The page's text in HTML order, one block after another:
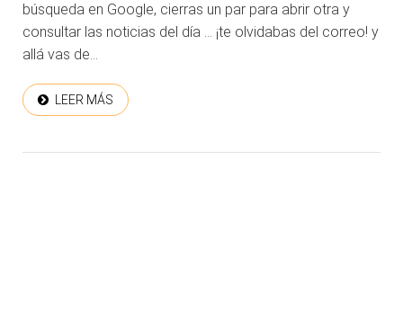
búsqueda en Google, cierras un par para abrir otra y
consultar las noticias del día … ¡te olvidabas del correo! y
allá vas de...
LEER MÁS